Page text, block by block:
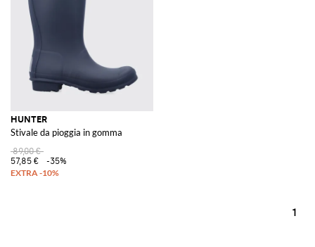
HUNTER
Stivale da pioggia in gomma
89,00 €
57,85 €
-35%
1